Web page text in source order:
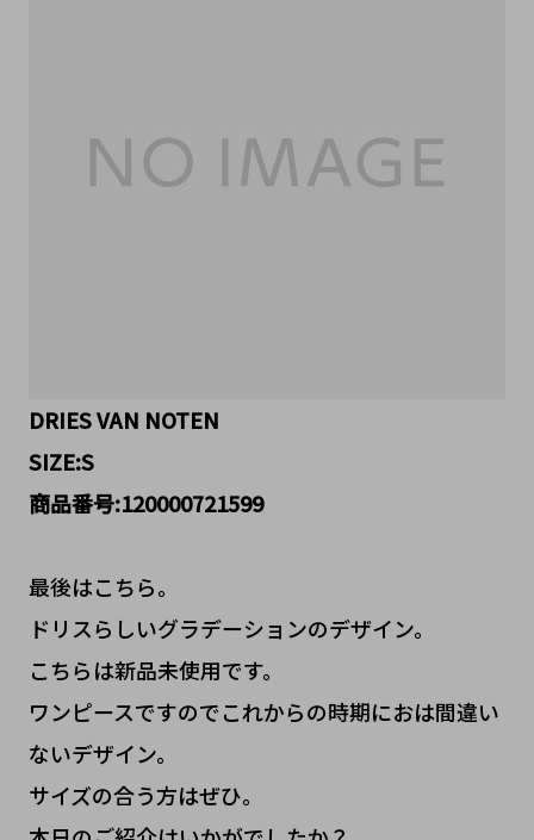
DRIES VAN NOTEN
SIZE:S
商品番号:120000721599
最後はこちら。
ドリスらしいグラデーションのデザイン。
こちらは新品未使用です。
ワンピースですのでこれからの時期におは間違い
ないデザイン。
サイズの合う方はぜひ。